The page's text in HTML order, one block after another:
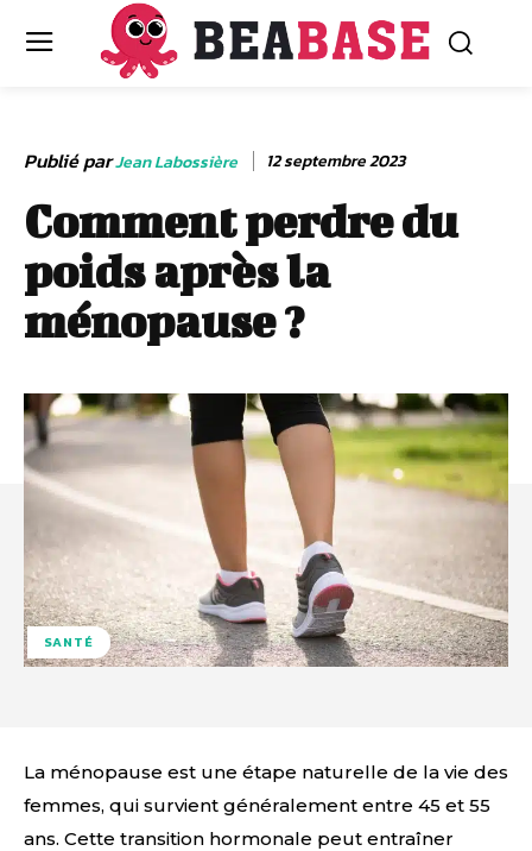
Publié parJean Labossière 12 septembre 2023
Comment perdre du
poids après la
ménopause ?
SANTÉ
La ménopause est une étape naturelle de la vie des
femmes, qui survient généralement entre 45 et 55
ans. Cette transition hormonale peut entraîner